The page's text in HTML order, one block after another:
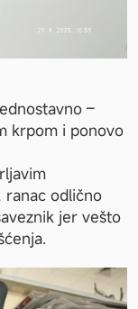
–
krpom i ponovo
ranac odlično
jer vešto